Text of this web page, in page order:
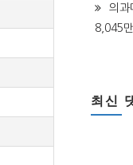
의과
8,045
최신